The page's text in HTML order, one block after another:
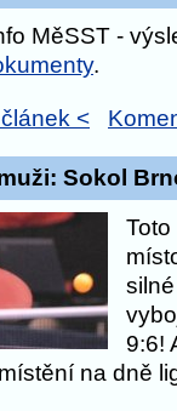
MěSST -
.
<
Sokol
9:6!
na dně